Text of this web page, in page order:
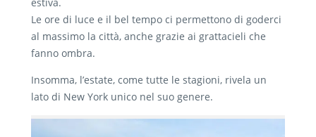
Le ore di luce e il bel tempo ci permettono di goderci
al massimo la città, anche grazie ai grattacieli che
fanno ombra.
Insomma, l’estate, come tutte le stagioni, rivela un
lato di New York unico nel suo genere.